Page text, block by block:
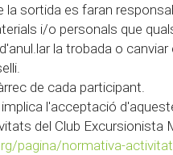
la sortida es faran
i/o personals que
la trobada o
de cada participant.
l'acceptació
del Club Excursionista
pagina/normativa-